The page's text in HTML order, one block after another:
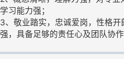
学习能力强；
3、敬业踏实，忠诚爱岗，性格
强，具备足够的责任心及团队协作